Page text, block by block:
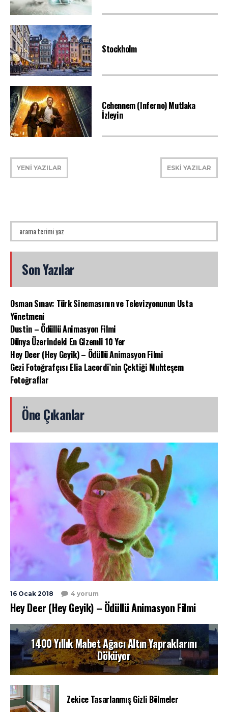
Stockholm
Cehennem (Inferno) Mutlaka
İzleyin
YENİ YAZILAR ESKİ YAZILAR
Son Yazılar
Osman Sınav: Türk Sinemasının ve Televizyonunun Usta
Yönetmeni
Dustin – Ödüllü Animasyon Filmi
Dünya Üzerindeki En Gizemli 10 Yer
Hey Deer (Hey Geyik) – Ödüllü Animasyon Filmi
Gezi Fotoğrafçısı Elia Lacordi’nin Çektiği Muhteşem
Fotoğraflar
Öne Çıkanlar
16 Ocak 2018 4 yorum
Hey Deer (Hey Geyik) – Ödüllü Animasyon Filmi
1400 Yıllık Mabet Ağacı Altın Yapraklarını
Döküyor
Zekice Tasarlanmış Gizli Bölmeler